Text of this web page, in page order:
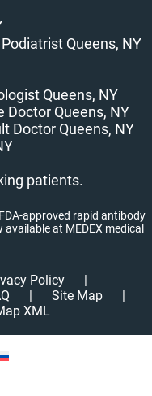
Podiatrist Queens, NY
Queens, NY
Doctor Queens, NY
Doctor Queens, NY
patients.
approved rapid antibody
at MEDEX medical
Policy
|
| Site Map
|
XML